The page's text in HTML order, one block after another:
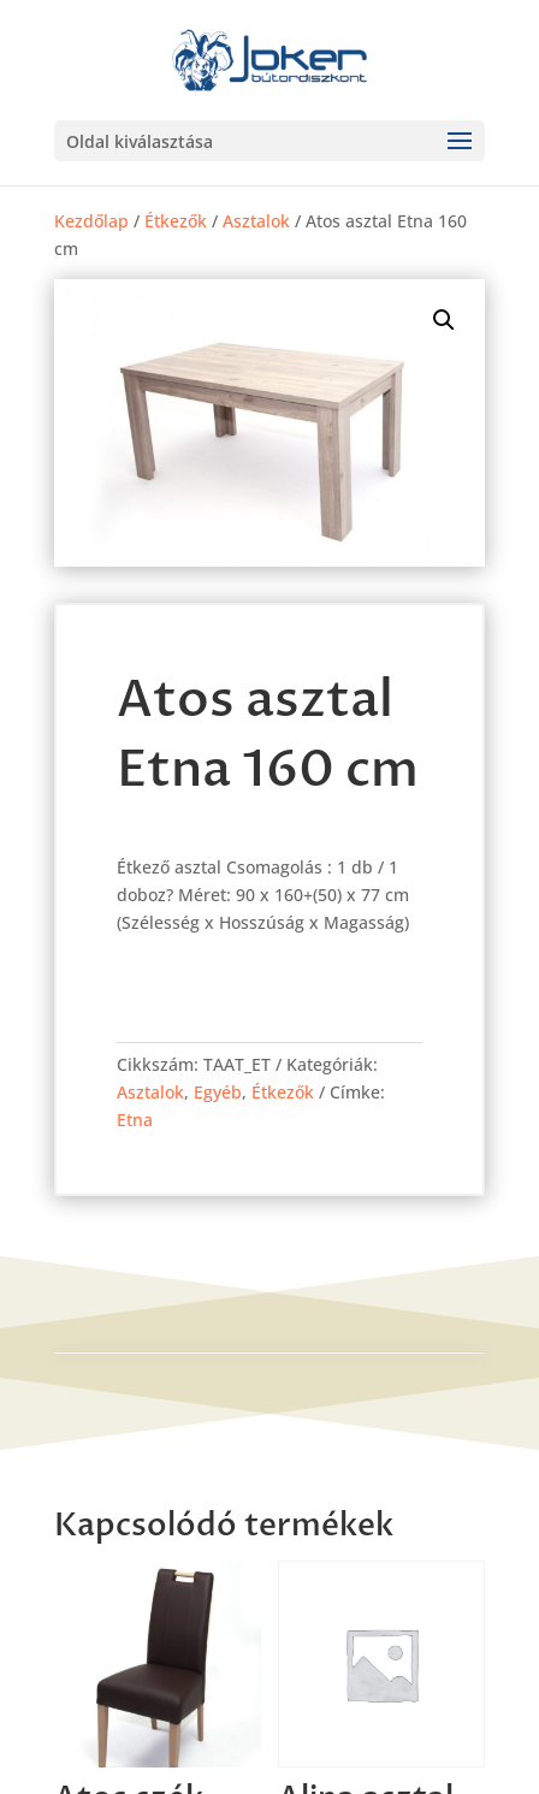
Oldal kiválasztása
Kezdőlap / Étkezők/ Asztalok/ Atos asztal Etna 160
cm
Atos asztal
Etna 160 cm
Étkező asztal Csomagolás : 1 db / 1
doboz? Méret: 90 x 160+(50) x 77 cm
(Szélesség x Hosszúság x Magasság)
asztal
Etna
160
Cikkszám: TAAT_ET
Kategóriák:
Asztalok, Egyéb, Étkezők
Címke:
Etna
Kapcsolódó termékek